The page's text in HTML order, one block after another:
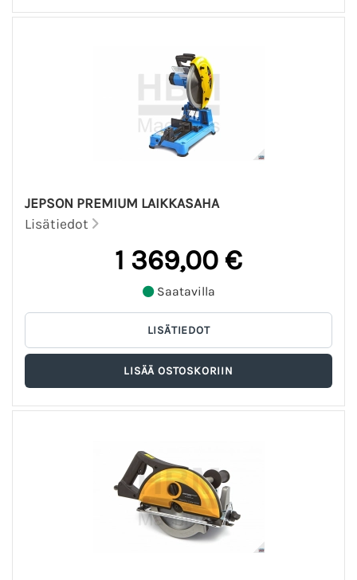
JEPSON PREMIUM LAIKKASAHA
Lisätiedot
1 369,00 €
Saatavilla